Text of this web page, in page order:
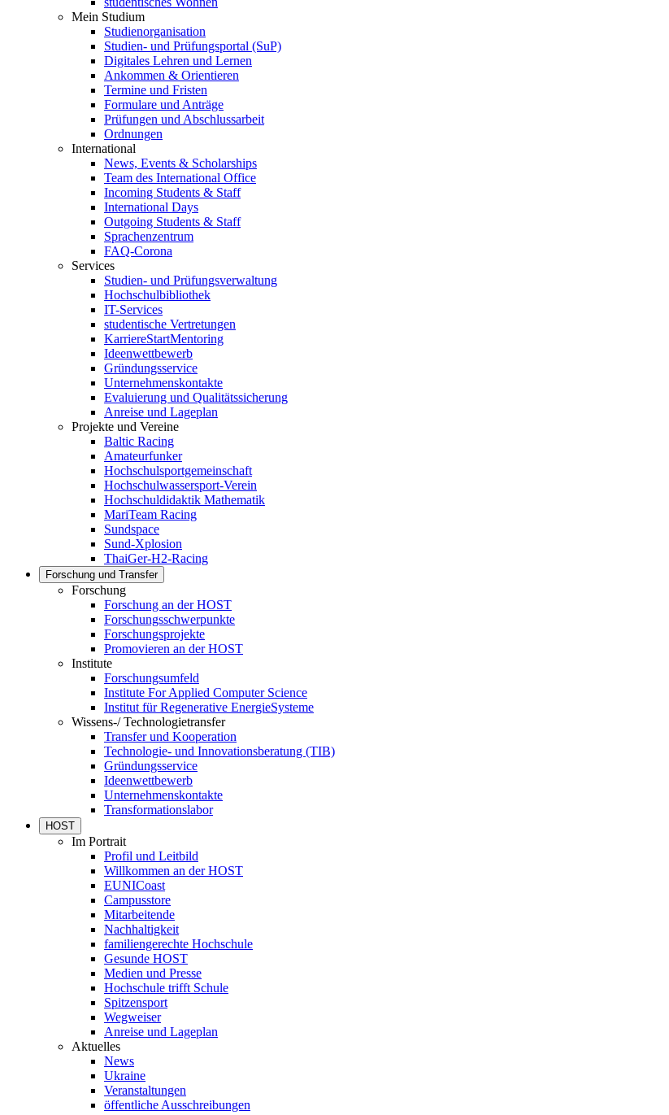
Mein Studium
Studienorganisation
Studien- und Prüfungsportal (SuP)
Digitales Lehren und Lernen
Ankommen & Orientieren
Termine und Fristen
Formulare und Anträge
Prüfungen und Abschlussarbeit
Ordnungen
International
News, Events & Scholarships
Team des International Office
Incoming Students & Staff
International Days
Outgoing Students & Staff
Sprachenzentrum
FAQ-Corona
Services
Studien- und Prüfungsverwaltung
Hochschulbibliothek
IT-Services
studentische Vertretungen
KarriereStartMentoring
Ideenwettbewerb
Gründungsservice
Unternehmenskontakte
Evaluierung und Qualitätssicherung
Anreise und Lageplan
Projekte und Vereine
Baltic Racing
Amateurfunker
Hochschulsportgemeinschaft
Hochschulwassersport-Verein
Hochschuldidaktik Mathematik
MariTeam Racing
Sundspace
Sund-Xplosion
ThaiGer-H2-Racing
Forschung und Transfer
Forschung
Forschung an der HOST
Forschungsschwerpunkte
Forschungsprojekte
Promovieren an der HOST
Institute
Forschungsumfeld
Institute For Applied Computer Science
Institut für Regenerative EnergieSysteme
Wissens-/ Technologietransfer
Transfer und Kooperation
Technologie- und Innovationsberatung (TIB)
Gründungsservice
Ideenwettbewerb
Unternehmenskontakte
Transformationslabor
HOST
Im Portrait
Profil und Leitbild
Willkommen an der HOST
EUNICoast
Campusstore
Mitarbeitende
Nachhaltigkeit
familiengerechte Hochschule
Gesunde HOST
Medien und Presse
Hochschule trifft Schule
Spitzensport
Wegweiser
Anreise und Lageplan
Aktuelles
News
Ukraine
Veranstaltungen
öffentliche Ausschreibungen